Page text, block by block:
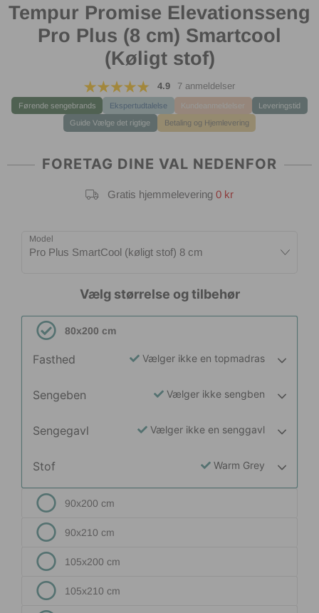
Tempur Promise Elevationsseng
Pro Plus (8 cm) Smartcool
(Køligt stof)
4.9 7 anmeldelser
Førende sengebrands Ekspertudtalelse Kundeanmeldelser Leveringstid
Guide Vælge det rigtige Betaling og Hjemlevering
FORETAG DINE VAL NEDENFOR
Gratis hjemmelevering 0 kr
Model
Pro Plus SmartCool (køligt stof) 8 cm
Vælg størrelse og tilbehør
80x200 cm
Fasthed Vælger ikke en topmadras
Sengeben Vælger ikke sengben
Sengegavl Vælger ikke en senggavl
Stof Warm Grey
90x200 cm
90x210 cm
105x200 cm
105x210 cm